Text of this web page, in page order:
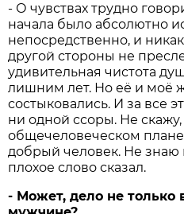
- О чувствах трудно
начала было абсолютно
непосредственно, и
другой стороны не
удивительная чистота
лишним лет. Но её и моё
состыковались. И за все
ни одной ссоры. Не скажу,
общечеловеческом
добрый человек. Не знаю
плохое слово сказал.
- Может, дело не